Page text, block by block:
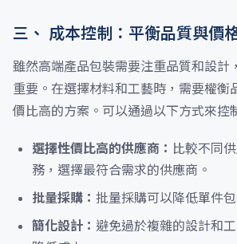
三、 成本控制：平衡品質與價
雖然高端產品包裝需要注重品質和設計
重要。在選擇材料和工藝時，需要權衡
價比高的方案。可以通過以下方式來控
選擇性價比高的供應商： 比較不同
務，選擇最符合需求的供應商。
批量採購： 批量採購可以降低單件
簡化設計： 避免過於複雜的設計和